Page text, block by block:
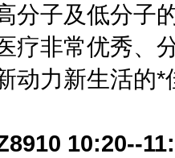
分子及低分子
疗非常优秀、
动力新生活的
10:20--